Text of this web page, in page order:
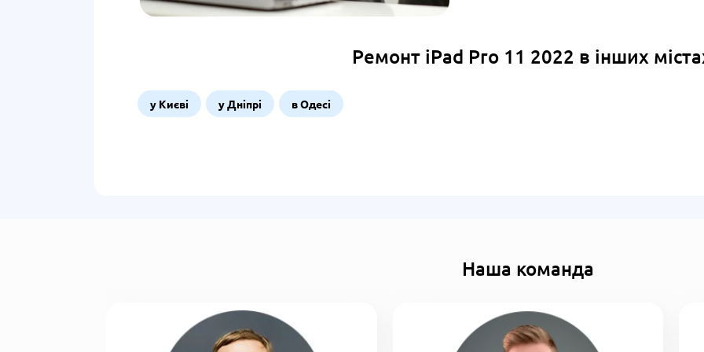
Ремонт iPad Pro 11 2022 в інших
у Києві у Дніпрі в Одесі
Наша команда